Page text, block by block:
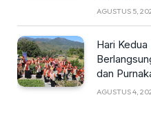
AGUSTUS 5,
Hari
dan
AGUSTUS 4,